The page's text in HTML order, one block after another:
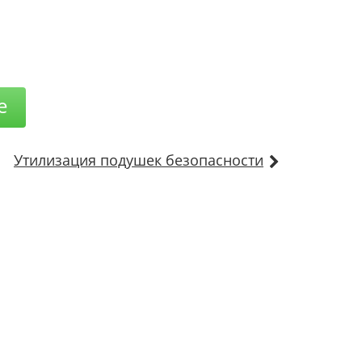
Утилизация подушек безопасности